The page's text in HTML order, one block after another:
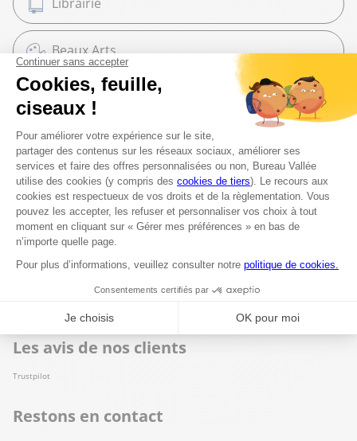
Beaux Arts
Espace services
Fournitures scolaires
Moyens de paiement
Espèces
Cartes bancaires
Les avis de nos clients
Trustpilot
Restons en contact